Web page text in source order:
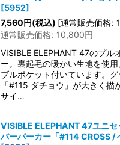
[5952]
7,560円(税込) [通常販売価格:
通常販売価格: 10,800円
VISIBLE ELEPHANT 47のプル
ー。裏起毛の暖かい生地を使
ブルポケット付いています。
「#115 ダチョウ」が大きく描
サイ…
VISIBLE ELEPHANT 47ユニ
バーパーカー「#114 CROSS /